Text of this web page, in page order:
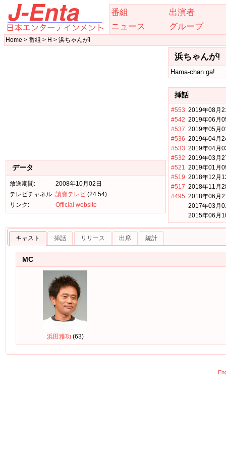
番組
出演者
ニュース
グループ
Home > 番組 > H > 浜ちゃんが!
浜ちゃんが!
Hama-chan ga!
挿話
#553 2019年08月
#542 2019年06月
#537 2019年05月
#536 2019年04月
#533 2019年04月
#532 2019年03月
#521 2019年01月
#519 2018年12月
#517 2018年11月
#495 2018年06月
2017年03月
2015年06月
データ
放送期間:
2008年10月02日
テレビチャネル: 讀賣テレビ (24:54)
リンク:
Official website
キャスト 挿話 リリース 出席 統計
MC
浜田雅功 (63)